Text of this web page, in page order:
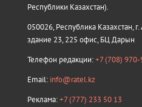
Республики Казахстан).
050026, Республика Казахстан,
здание 23, 225 офис, БЦ Дарын
Телефон редакции:+7 (708)
Email: info@ratel.kz
Реклама:+7 (777) 233 50 13